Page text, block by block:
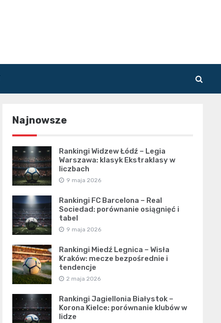
Najnowsze
Rankingi Widzew Łódź – Legia
Warszawa: klasyk Ekstraklasy w
liczbach
9 maja 2026
Rankingi FC Barcelona – Real
Sociedad: porównanie osiągnięć i
tabel
9 maja 2026
Rankingi Miedź Legnica – Wisła
Kraków: mecze bezpośrednie i
tendencje
2 maja 2026
Rankingi Jagiellonia Białystok –
Korona Kielce: porównanie klubów w
lidze